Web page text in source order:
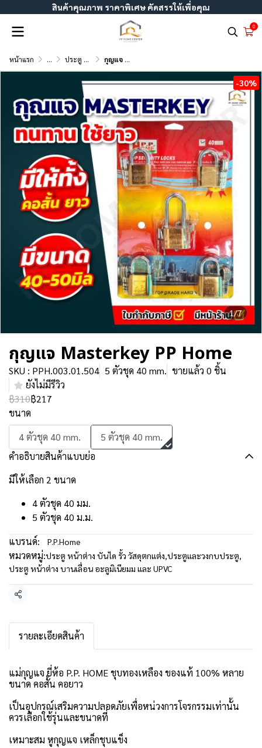
สินค้าคุณภาพ ราคาพิเศษ คัดสรรให้เพื่อคุณ
0
หน้าแรก ... ประตู หน้าต่าง บานเลื่อน อะลูมิเนียมม และ UPVC กุญแจ Masterkey PP Home
1/7
-30%
กุญแจ Masterkey PP Home
SKU : PPH.003.01.504 5 ตัวชุด 40 mm. ขายแล้ว 0 ชิ้น
ยังไม่มีรีวิว
฿310฿217
ขนาด
4 ตัวชุด 40 mm.
5 ตัวชุด 40 mm.
คำอธิบายสินค้าแบบย่อ
มีให้เลือก 2 ขนาด
4 ตัวชุด 40 มม.
5 ตัวชุด 40 ม.ม.
แบรนด์:
P.P.Home
หมวดหมู่:ประตู หน้าต่าง บันได รั้ว วัสดุตกแต่ง,ประตูและวงกบประตู,
ประตู หน้าต่าง บานเลื่อน อะลูมิเนียมม และ UPVC
แชร์
รายละเอียดสินค้า
แม่กุญแจ ยี่ห้อ P.P. HOME ชุบทองเหลือง ของแท้ 100% หลาย
ขนาด คอสั้น คอยาว
เป็นอุปกรณ์เสริมความปลอดภัยเพื่อหน่วงการโจรกรรมเท่านั้น
ควรเลือกใช้รุ่นและขนาดที่
เหมาะสม หูกุญแจ เหล็กชุบแข็ง